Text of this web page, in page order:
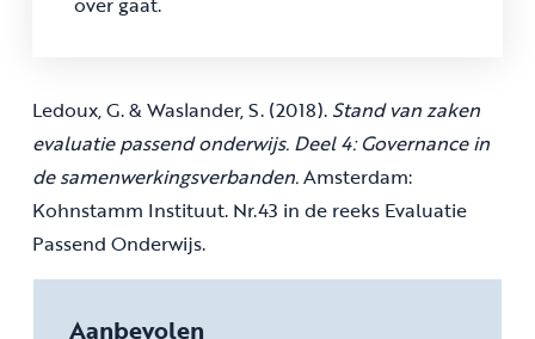
Ledoux, G. & Waslander, S. (2018). Stand van zaken
evaluatie passend onderwijs. Deel 4: Governance in
de samenwerkingsverbanden.Amsterdam:
Kohnstamm Instituut. Nr.43 in de reeks Evaluatie
Passend Onderwijs.
Aanbevolen